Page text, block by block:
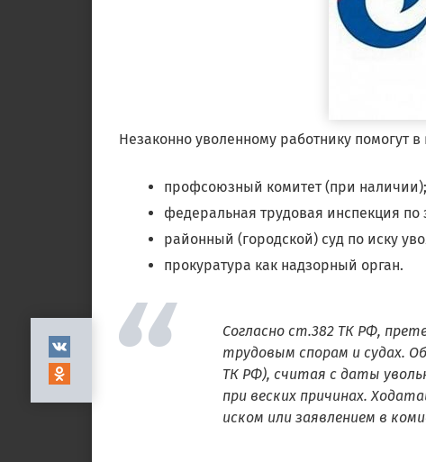
Незаконно уволенному работнику помогут
профсоюзный комитет (при наличии);
федеральная трудовая инспекция
районный (городской) суд по иску
прокуратура как надзорный орган.
Согласно ст.382 ТК РФ,
трудовым спорам и судах.
ТК РФ), считая с даты
при веских причинах.
иском или заявлением в